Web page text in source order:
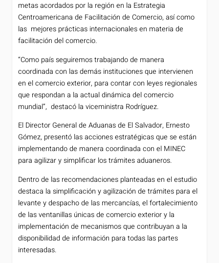
metas acordados por la región en la Estrategia
Centroamericana de Facilitación de Comercio, así como
las mejores prácticas internacionales en materia de
facilitación del comercio.
“Como país seguiremos trabajando de manera
coordinada con las demás instituciones que intervienen
en el comercio exterior, para contar con leyes regionales
que respondan a la actual dinámica del comercio
mundial”, destacó la viceministra Rodríguez.
El Director General de Aduanas de El Salvador, Ernesto
Gómez, presentó las acciones estratégicas que se están
implementando de manera coordinada con el MINEC
para agilizar y simplificar los trámites aduaneros.
Dentro de las recomendaciones planteadas en el estudio
destaca la simplificación y agilización de trámites para el
levante y despacho de las mercancías, el fortalecimiento
de las ventanillas únicas de comercio exterior y la
implementación de mecanismos que contribuyan a la
disponibilidad de información para todas las partes
interesadas.